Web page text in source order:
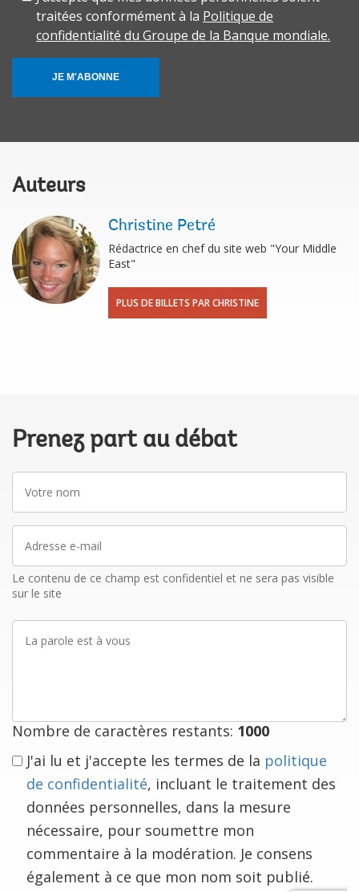
traitées conformément à la Politique de
confidentialité du Groupe de la Banque mondiale.
JE M'ABONNE
Auteurs
Christine Petré
Rédactrice en chef du site web "Your Middle
East"
PLUS DE BILLETS PAR CHRISTINE
Prenez part au débat
nom
mail
Le contenu de ce champ est confidentiel et ne sera pas visible
sur le site
parole
Nombre de caractères restants: 1000
J'ai lu et j'accepte les termes de la politique
de confidentialité, incluant le traitement des
données personnelles, dans la mesure
nécessaire, pour soumettre mon
commentaire à la modération. Je consens
également à ce que mon nom soit publié.